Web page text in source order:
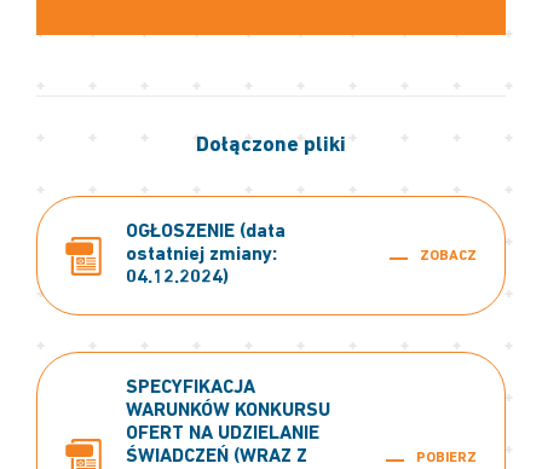
Dołączone pliki
OGŁOSZENIE (data
ostatniej zmiany:
04.12.2024)
ZOBACZ
SPECYFIKACJA
WARUNKÓW KONKURSU
OFERT NA UDZIELANIE
ŚWIADCZEŃ (WRAZ Z
POBIERZ